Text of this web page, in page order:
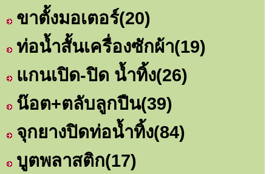
ขาตั้งมอเตอร์(20)
ท่อน้ำสั้นเครื่องซักผ้า(19)
แกนเปิด-ปิด น้ำทิ้ง(26)
น๊อต+ตลับลูกปืน(39)
จุกยางปิดท่อน้ำทิ้ง(84)
บูตพลาสติก(17)